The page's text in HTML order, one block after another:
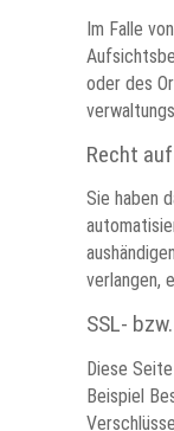
Im Falle
oder des
Recht
Sie haben
verlangen,
SSL-
Diese
Beispiel